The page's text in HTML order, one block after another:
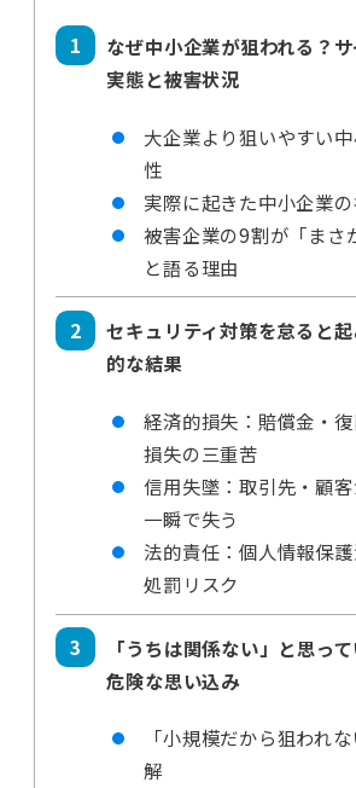
なぜ中小企業が狙われる？
実態と被害状況
大企業より狙いやすい
性
実際に起きた中小企業
被害企業の9割が「まさ
と語る理由
セキュリティ対策を怠ると
的な結果
経済的損失：賠償金・
損失の三重苦
信用失墜：取引先・顧
一瞬で失う
法的責任：個人情報保
処罰リスク
「うちは関係ない」と思っ
危険な思い込み
「小規模だから狙われ
解